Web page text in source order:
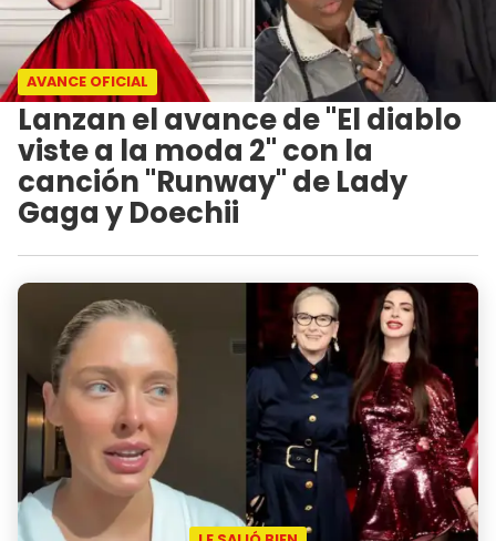
AVANCE OFICIAL
Lanzan el avance de "El diablo
viste a la moda 2" con la
canción "Runway" de Lady
Gaga y Doechii